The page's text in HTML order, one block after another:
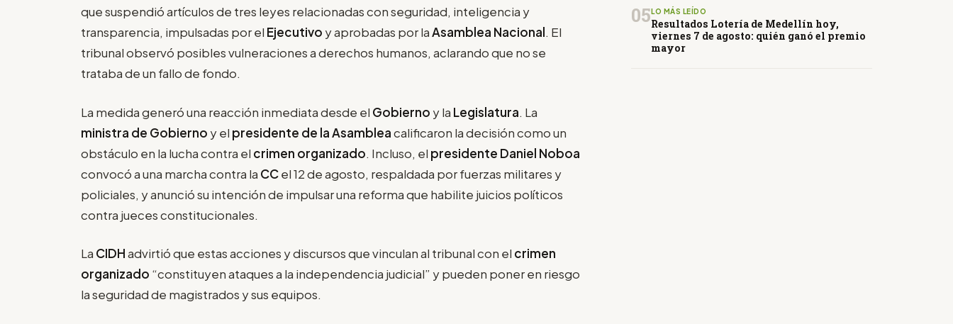
que suspendió artículos de tres leyes relacionadas con seguridad, inteligencia y
transparencia, impulsadas por el Ejecutivo y aprobadas por laAsamblea Nacional. El
tribunal observó posibles vulneraciones a derechos humanos, aclarando que no se
trataba de un fallo de fondo.
La medida generó una reacción inmediata desde el Gobierno y la Legislatura. La
ministra de Gobierno y el presidente de la Asambleacalificaron la decisión como un
obstáculo en la lucha contra el crimen organizado. Incluso, el presidente Daniel Noboa
convocó a una marcha contra la CCel 12 de agosto, respaldada por fuerzas militares y
policiales, y anunció su intención de impulsar una reforma que habilite juicios políticos
contra jueces constitucionales.
La CIDHadvirtió que estas acciones y discursos que vinculan al tribunal con el crimen
organizado “constituyen ataques a la independencia judicial” y pueden poner en riesgo
la seguridad de magistrados y sus equipos.
05 LO MÁS LEÍDO
Resultados Lotería de Medellín hoy,
viernes 7 de agosto: quién ganó el premio
mayor